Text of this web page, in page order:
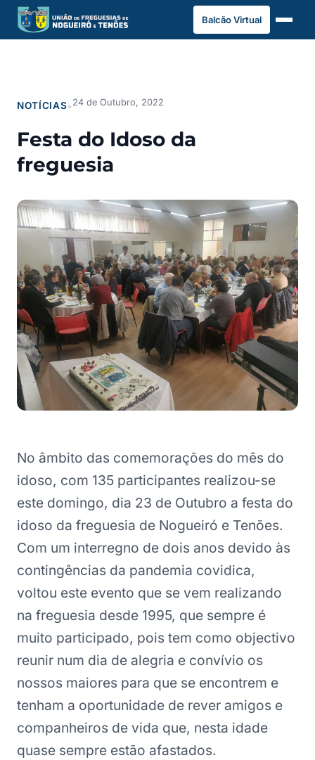
Saltar
para
o
Balcão Virtual
NOTÍCIAS• 24 de Outubro, 2022
Festa do Idoso da
freguesia
No âmbito das comemorações do mês do
idoso, com 135 participantes realizou-se
este domingo, dia 23 de Outubro a festa do
idoso da freguesia de Nogueiró e Tenões.
Com um interregno de dois anos devido às
contingências da pandemia covidica,
voltou este evento que se vem realizando
na freguesia desde 1995, que sempre é
muito participado, pois tem como objectivo
reunir num dia de alegria e convívio os
nossos maiores para que se encontrem e
tenham a oportunidade de rever amigos e
companheiros de vida que, nesta idade
quase sempre estão afastados.